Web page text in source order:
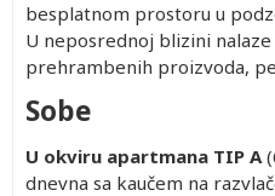
besplatnom prostoru u
U neposrednoj blizini
prehrambenih proizvoda,
Sobe
U okviru apartmana TIP A
dnevna sa kaučem na